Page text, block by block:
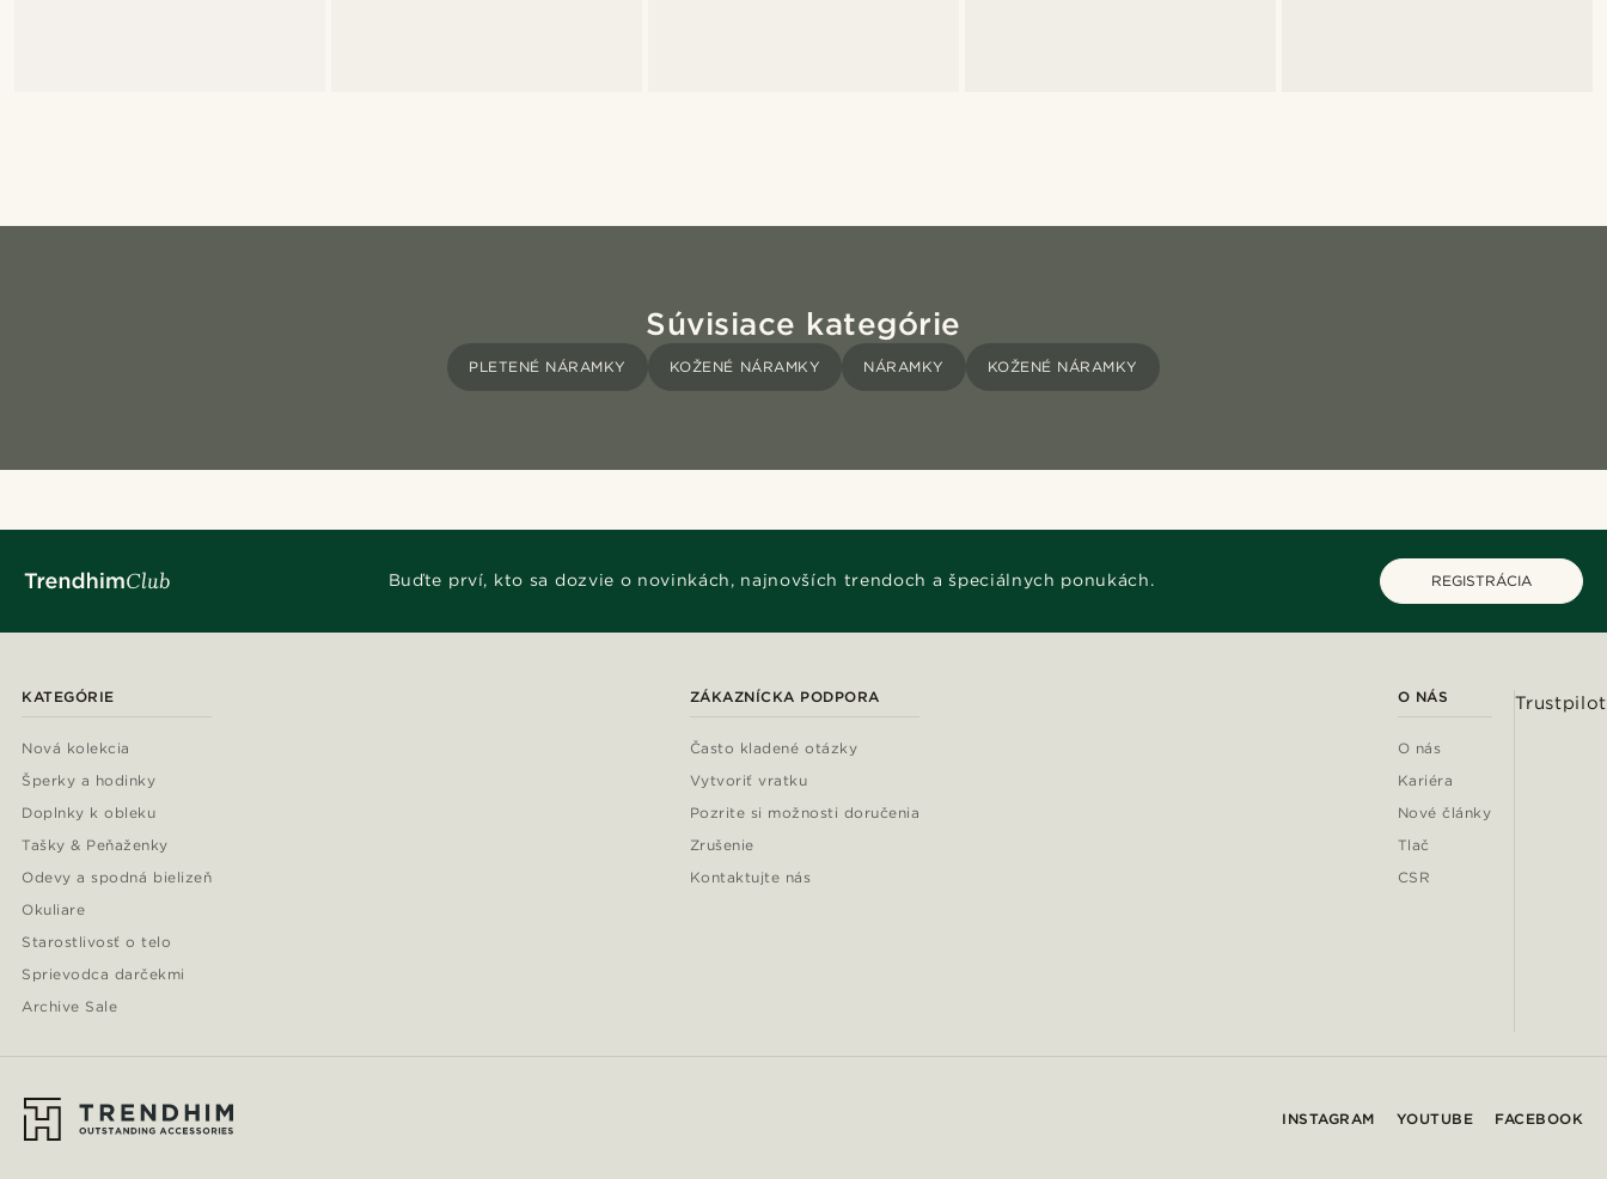
Súvisiace kategórie
PLETENÉ NÁRAMKY KOŽENÉ NÁRAMKY NÁRAMKY KOŽENÉ NÁRAMKY
Buďte prví, kto sa dozvie o novinkách, najnovších trendoch a špeciálnych ponukách. REGISTRÁCIA
KATEGÓRIE
Nová kolekcia
Šperky a hodinky
Doplnky k obleku
Tašky & Peňaženky
Odevy a spodná bielizeň
Okuliare
Starostlivosť o telo
Sprievodca darčekmi
Archive Sale
ZÁKAZNÍCKA PODPORA
Často kladené otázky
Vytvoriť vratku
Pozrite si možnosti doručenia
Zrušenie
Kontaktujte nás
O NÁS
O nás
Kariéra
Nové články
Tlač
CSR
Trustpilot
INSTAGRAM YOUTUBE FACEBOOK